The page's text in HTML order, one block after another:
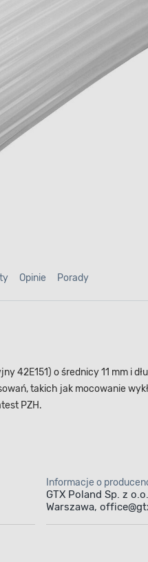
Opinie Porady
42E151) o średnicy 11 mm i
takich jak mocowanie
PZH.
Informacje o
GTX Poland Sp. z
Warszawa,